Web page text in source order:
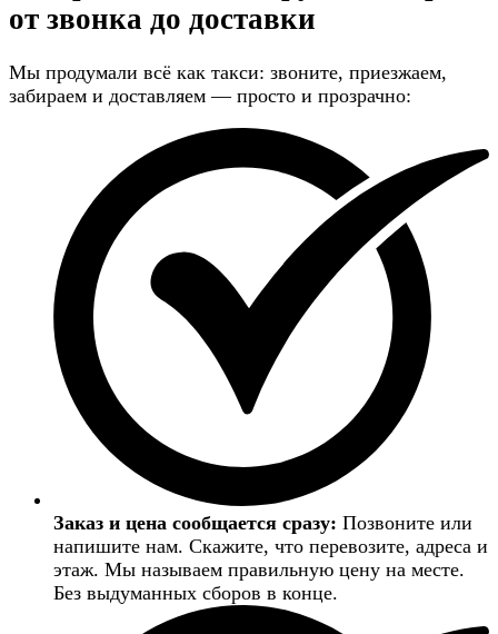
от звонка до доставки
Мы продумали всё как такси: звоните, приезжаем,
забираем и доставляем — просто и прозрачно:
Заказ и цена сообщается сразу: Позвоните или
напишите нам. Скажите, что перевозите, адреса и
этаж. Мы называем правильную цену на месте.
Без выдуманных сборов в конце.